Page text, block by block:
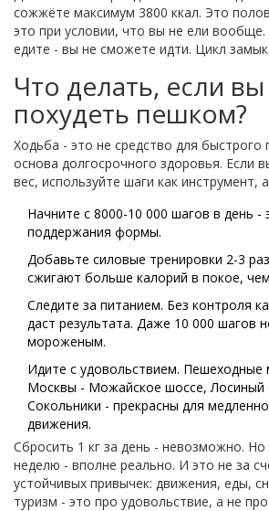
сожжёте максимум 3800 ккал. Это
это при условии, что вы не ели
едите - вы не сможете идти. Цикл
Что делать, если
похудеть пешком?
Ходьба - это не средство для быстрого
основа долгосрочного здоровья. Если
вес, используйте шаги как инструмент,
Начните с 8000-10 000 шагов в день -
поддержания формы.
Добавьте силовые тренировки 2-3
сжигают больше калорий в покое,
Следите за питанием. Без контроля
даст результата. Даже 10 000 шагов
мороженым.
Идите с удовольствием. Пешеходные
Москвы - Можайское шоссе, Лосиный
Сокольники - прекрасны для
движения.
Сбросить 1 кг за день - невозможно. Но
неделю - вполне реально. И это не за
устойчивых привычек: движения, еды,
туризм - это про удовольствие, а не